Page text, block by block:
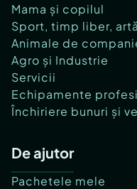
Mama și copilul
Sport, timp liber, artă
Animale de
Agro și Industrie
Servicii
Echipamente
Închiriere bunuri și
De ajutor
Pachetele mele